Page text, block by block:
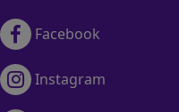
Facebook
Instagram